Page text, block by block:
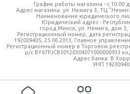
График работы магазина - c 10.00
Адрес магазина: ул. Немига 3, ТЦ
Наименование юридического
Юридический адрес -
город Минск, ул. Немига, дом 3,
Регистрационный номер, дата
192009405, 25.06.2013, Главное
Регистрационный номер в Торговом
р/с BY67PJCB30120304071000000933
Адрес банка:
УНП